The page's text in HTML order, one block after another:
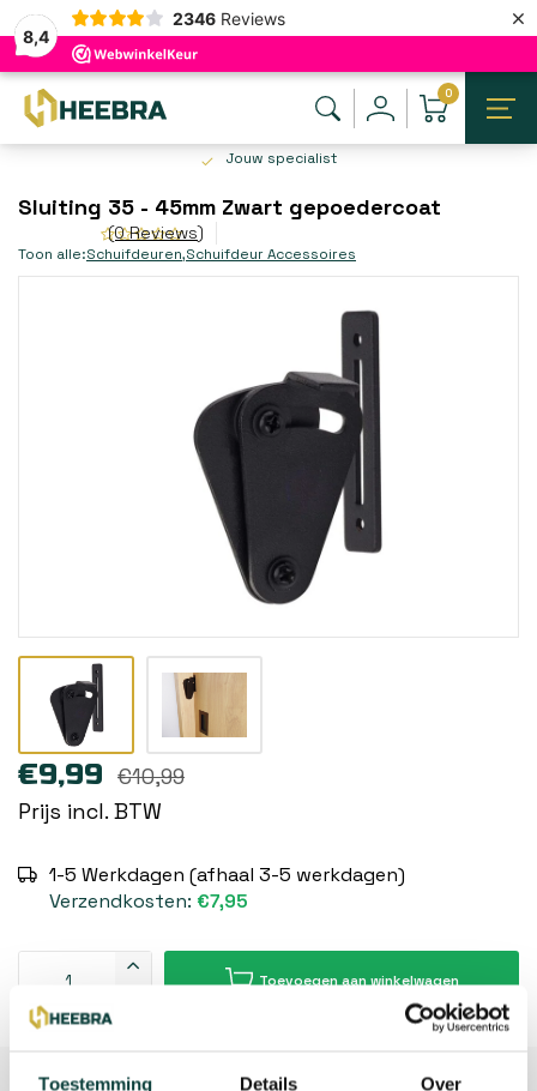
Toestemming Details Over
8,4
2346 Reviews ×
0
Jouw specialist
Sluiting 35 - 45mm Zwart gepoedercoat
(0 Reviews)
Toon alle:Schuifdeuren,Schuifdeur Accessoires
€9,99 €10,99
Prijs incl. BTW
1-5 Werkdagen (afhaal 3-5 werkdagen)
Verzendkosten: €7,95
Toevoegen aan winkelwagen
Beschrijving